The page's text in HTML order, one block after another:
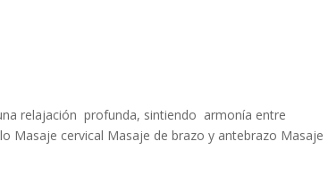
relajación profunda, sintiendo armonía entre
Masaje cervical Masaje de brazo y antebrazo Masaje